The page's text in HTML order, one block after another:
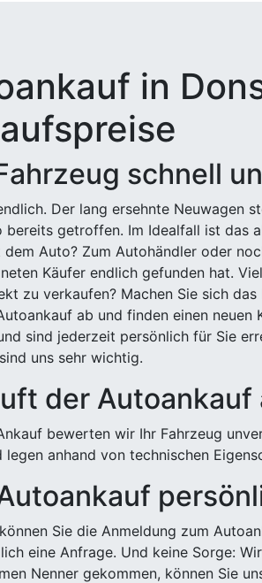
in
schnell
Der lang ersehnte Neuwagen
bereits getroffen. Im Idealfall ist das
dem Auto? Zum Autohändler oder
Käufer endlich gefunden hat.
zu verkaufen? Machen Sie sich
ab und finden einen
sind jederzeit persönlich für Sie
uns sehr wichtig.
der Autoankauf
bewerten wir Ihr Fahrzeug
legen anhand von technischen
Sie die Anmeldung zum
eine Anfrage. Und keine Sorge:
Nenner gekommen, können Sie